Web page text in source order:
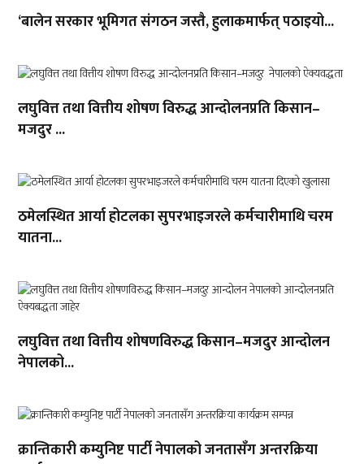
‘बालेन सरकार भूमिगत संगठन जस्तै, हुलाकमार्फत् पठाइयो...
लघुवित्त तथा वित्तीय शोषण विरुद्ध आन्दोलनप्रति किसान–
मजदुर ...
ठमेलस्थित आर्या होटलका सुपरभाइजरले कर्मचारीमाथि चरम
यातना...
लघुवित्त तथा वित्तीय शोषणविरुद्ध किसान–मजदुर आन्दोलन
नेपालको...
क्रान्तिकारी कम्युनिष्ट पार्टी नेपालको जनतासँग अन्तरक्रिया